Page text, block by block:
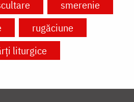
smerenie
rugăciune
liturgice